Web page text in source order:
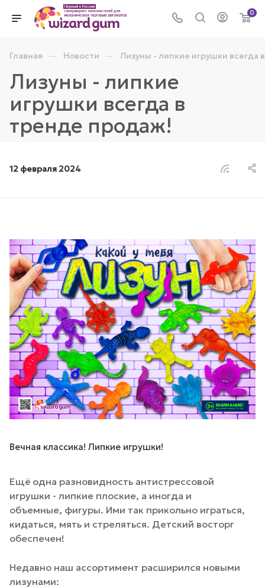
0
Главная — Новости — Лизуны - липкие игрушки всегда
Лизуны - липкие
игрушки всегда в
тренде продаж!
12 февраля 2024
Вечная классика! Липкие игрушки!
Ещё одна разновидность антистрессовой
игрушки - липкие плоские, а иногда и
объемные, фигуры. Ими так прикольно играться,
кидаться, мять и стреляться. Детский восторг
обеспечен!
Недавно наш ассортимент расширился новыми
лизунами: